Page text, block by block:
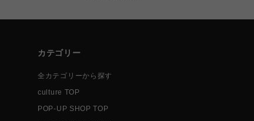
カテゴリー
全カテゴリーから探す
culture TOP
POP-UP SHOP TOP